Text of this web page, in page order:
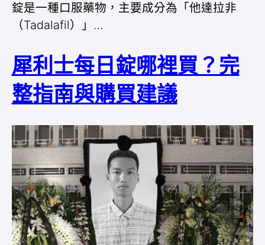
錠是一種口服藥物，主要成分為「他達拉非
（Tadalafil）」…
犀利士每日錠哪裡買？完
整指南與購買建議